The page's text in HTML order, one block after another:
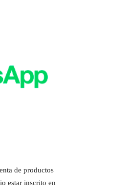
de productos
estar inscrito en